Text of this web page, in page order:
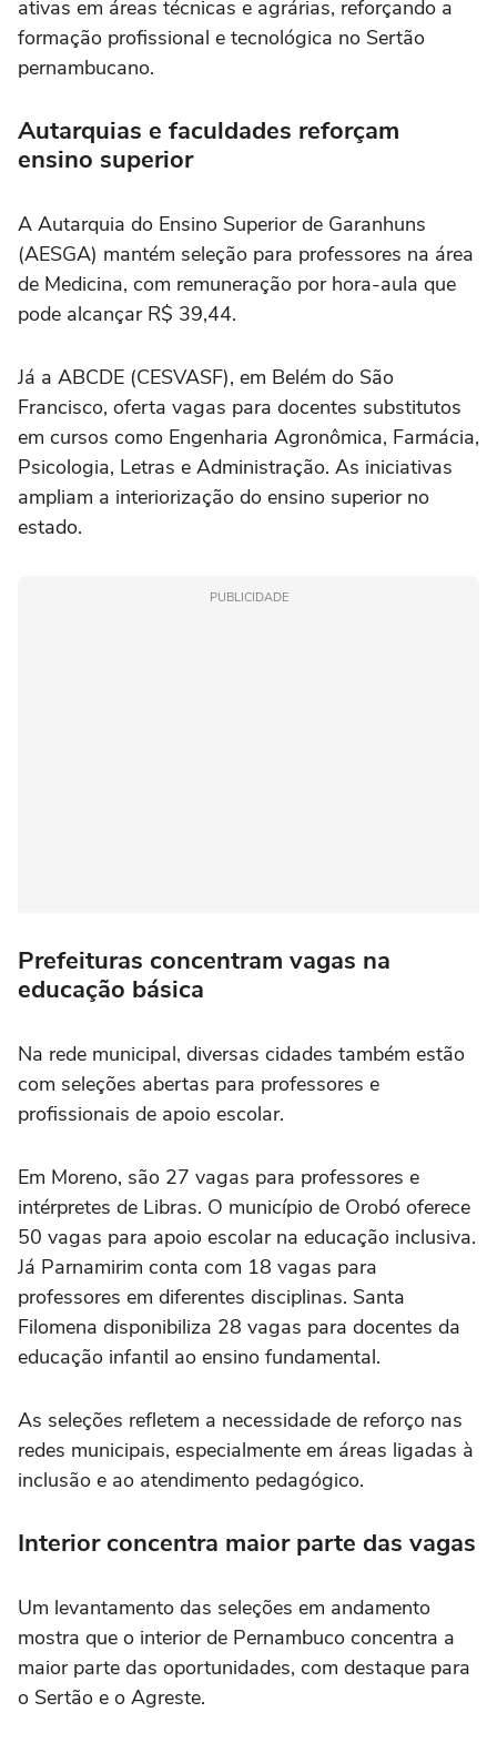
ativas em áreas técnicas e agrárias, reforçando a
formação profissional e tecnológica no Sertão
pernambucano.
Autarquias e faculdades reforçam
ensino superior
A Autarquia do Ensino Superior de Garanhuns
(AESGA) mantém seleção para professores na área
de Medicina, com remuneração por hora-aula que
pode alcançar R$ 39,44.
Já a ABCDE (CESVASF), em Belém do São
Francisco, oferta vagas para docentes substitutos
em cursos como Engenharia Agronômica, Farmácia,
Psicologia, Letras e Administração. As iniciativas
ampliam a interiorização do ensino superior no
estado.
PUBLICIDADE
Prefeituras concentram vagas na
educação básica
Na rede municipal, diversas cidades também estão
com seleções abertas para professores e
profissionais de apoio escolar.
Em Moreno, são 27 vagas para professores e
intérpretes de Libras. O município de Orobó oferece
50 vagas para apoio escolar na educação inclusiva.
Já Parnamirim conta com 18 vagas para
professores em diferentes disciplinas. Santa
Filomena disponibiliza 28 vagas para docentes da
educação infantil ao ensino fundamental.
As seleções refletem a necessidade de reforço nas
redes municipais, especialmente em áreas ligadas à
inclusão e ao atendimento pedagógico.
Interior concentra maior parte das vagas
Um levantamento das seleções em andamento
mostra que o interior de Pernambuco concentra a
maior parte das oportunidades, com destaque para
o Sertão e o Agreste.